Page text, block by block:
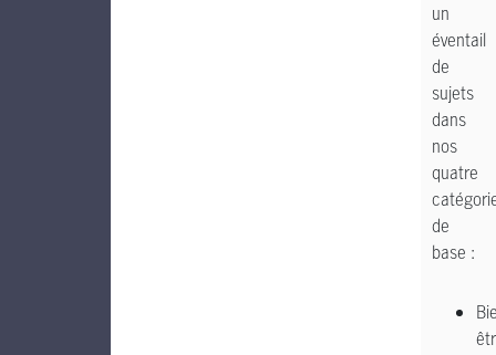
un
éventail
de
sujets
dans
nos
quatre
de
base :